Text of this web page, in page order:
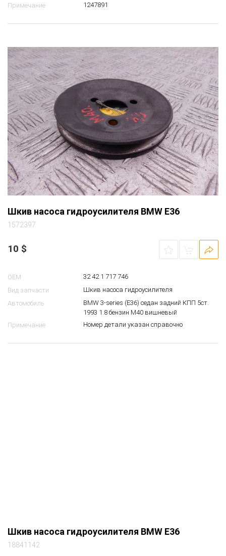
Примечание
1247891
Шкив насоса гидроусилителя BMW E36
1572397
10 $
OEM
32 42 1 717 746
Вид запчасти
Шкив насоса гидроусилителя
Автомобиль
BMW 3-series (E36) седан задний КПП 5ст.
1993 1.8 бензин M40 вишневый
Примечание
Номер детали указан справочно
Шкив насоса гидроусилителя BMW E36
18841142